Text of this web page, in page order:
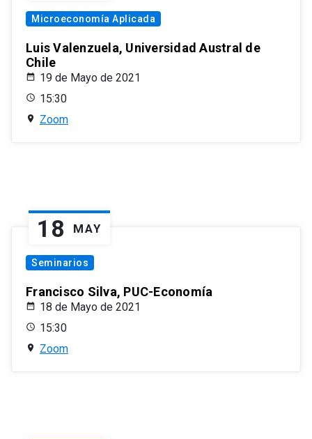
Microeconomía Aplicada
Luis Valenzuela, Universidad Austral de
Chile
19 de Mayo de 2021
15:30
Zoom
18 MAY
Seminarios
Francisco Silva, PUC-Economía
18 de Mayo de 2021
15:30
Zoom